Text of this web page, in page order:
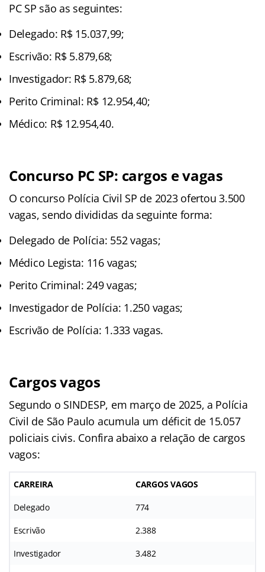
PC SP são as seguintes:
Delegado: R$ 15.037,99;
Escrivão: R$ 5.879,68;
Investigador: R$ 5.879,68;
Perito Criminal: R$ 12.954,40;
Médico: R$ 12.954,40.
Concurso PC SP: cargos e vagas
O concurso Polícia Civil SP de 2023 ofertou 3.500
vagas, sendo divididas da seguinte forma:
Delegado de Polícia: 552 vagas;
Médico Legista: 116 vagas;
Perito Criminal: 249 vagas;
Investigador de Polícia: 1.250 vagas;
Escrivão de Polícia: 1.333 vagas.
Cargos vagos
Segundo o SINDESP, em março de 2025, a Polícia
Civil de São Paulo acumula um déficit de 15.057
policiais civis. Confira abaixo a relação de cargos
vagos:
CARREIRA CARGOS VAGOS
Delegado 774
Escrivão 2.388
Investigador 3.482